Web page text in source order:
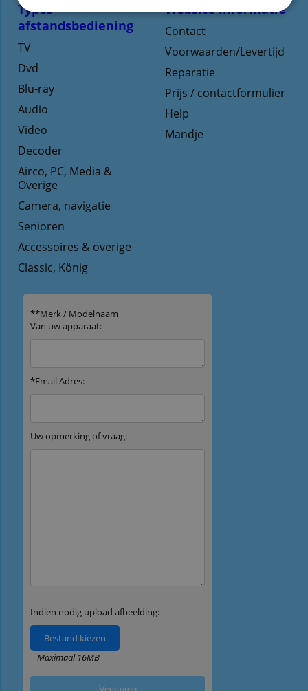
Website informatie
Contact
Voorwaarden/Levertijd
Reparatie
Prijs / contactformulier
Help
Mandje
Types
afstandsbediening
TV
Dvd
Blu-ray
Audio
Video
Decoder
Airco, PC, Media &
Overige
Camera, navigatie
Senioren
Accessoires & overige
Classic, König